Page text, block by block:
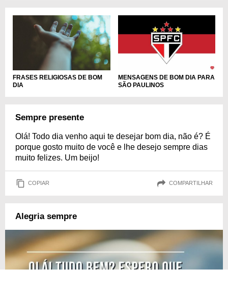
FRASES RELIGIOSAS DE BOM
DIA
MENSAGENS DE BOM DIA PARA
SÃO PAULINOS
Sempre presente
Olá! Todo dia venho aqui te desejar bom dia, não é? É
porque gosto muito de você e lhe desejo sempre dias
muito felizes. Um beijo!
COPIAR COMPARTILHAR
Alegria sempre